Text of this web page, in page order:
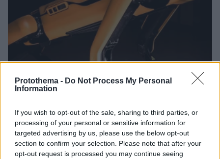
Protothema - Do Not Process My Personal
Information
If you wish to opt-out of the sale, sharing to third parties, or
processing of your personal or sensitive information for
targeted advertising by us, please use the below opt-out
section to confirm your selection. Please note that after your
opt-out request is processed you may continue seeing
Το μέλλον της τεχνολογίας
27.07.2026, 06:00